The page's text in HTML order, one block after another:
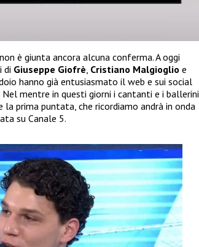
è giunta ancora alcuna conferma. A oggi
di Giuseppe Giofrè Cristiano Malgioglio e
hanno già entusiasmato il web e sui social
. Nel mentre in questi giorni i cantanti e i ballerini
prima puntata, che ricordiamo andrà in onda
su Canale 5.